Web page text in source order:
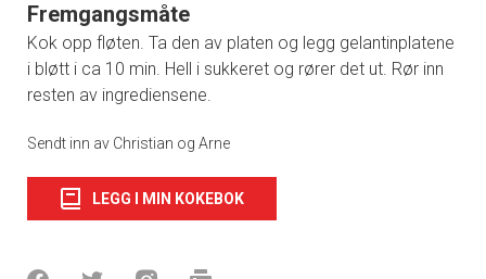
Fremgangsmåte
Kok opp fløten. Ta den av platen og legg gelantinplatene
i bløtt i ca 10 min. Hell i sukkeret og rører det ut. Rør inn
resten av ingrediensene.
Sendt inn av Christian og Arne
LEGG I MIN KOKEBOK